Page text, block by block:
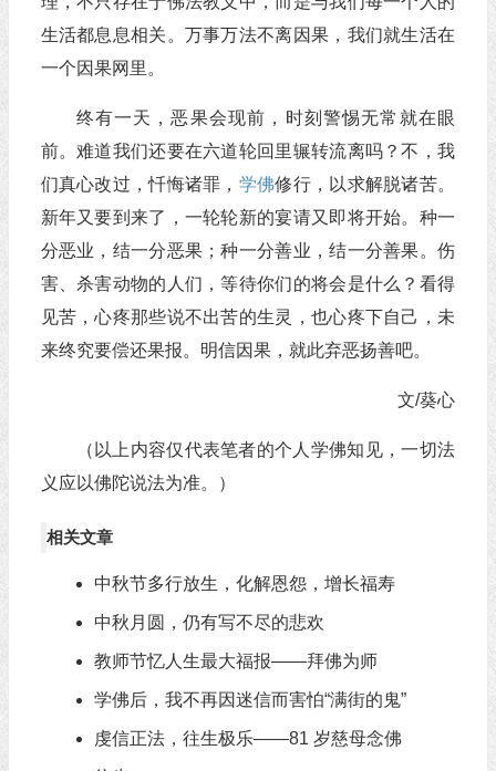
生活都息息相关。万事万法不离因果，我们就生活在
一个因果网里。
终有一天，恶果会现前，时刻警惕无常就在眼
前。难道我们还要在六道轮回里辗转流离吗？不，我
们真心改过，忏悔诸罪， 学佛修行，以求解脱诸苦。
新年又要到来了，一轮轮新的宴请又即将开始。种一
分恶业，结一分恶果；种一分善业，结一分善果。伤
害、杀害动物的人们，等待你们的将会是什么？看得
见苦，心疼那些说不出苦的生灵，也心疼下自己，未
来终究要偿还果报。明信因果，就此弃恶扬善吧。
文/葵心
（以上内容仅代表笔者的个人学佛知见，一切法
义应以佛陀说法为准。）
相关文章
中秋节多行放生，化解恩怨，增长福寿
中秋月圆，仍有写不尽的悲欢
教师节忆人生最大福报——拜佛为师
学佛后，我不再因迷信而害怕“满街的鬼”
虔信正法，往生极乐——81 岁慈母念佛